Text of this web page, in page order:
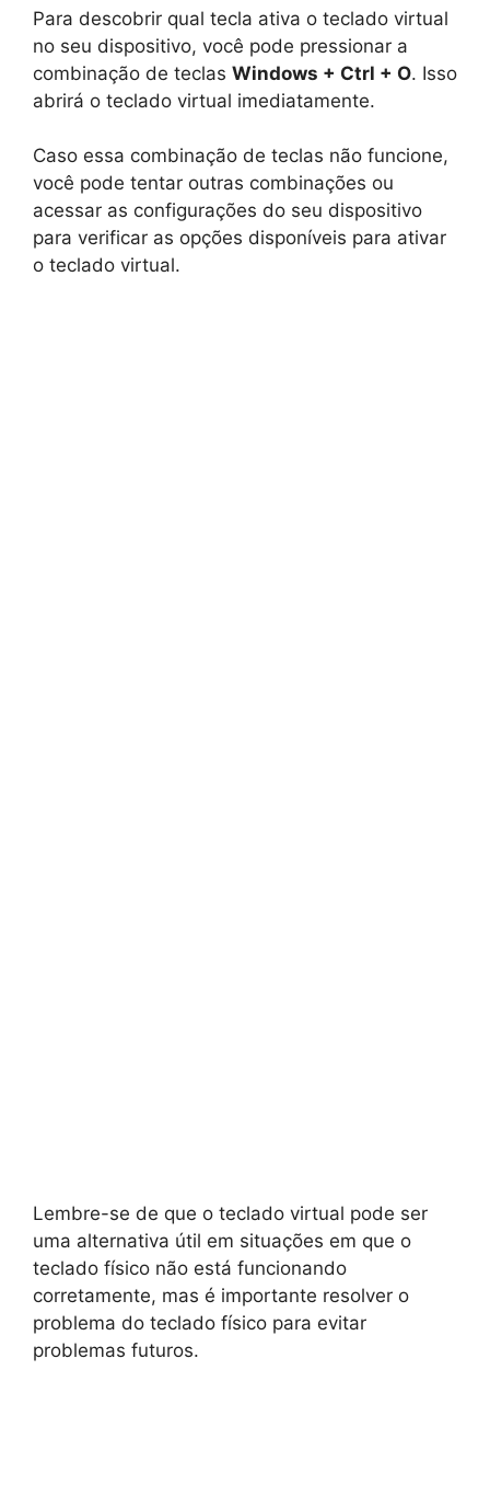
Para descobrir qual tecla ativa o teclado virtual
no seu dispositivo, você pode pressionar a
combinação de teclas Windows + Ctrl + O. Isso
abrirá o teclado virtual imediatamente.
Caso essa combinação de teclas não funcione,
você pode tentar outras combinações ou
acessar as configurações do seu dispositivo
para verificar as opções disponíveis para ativar
o teclado virtual.
Lembre-se de que o teclado virtual pode ser
uma alternativa útil em situações em que o
teclado físico não está funcionando
corretamente, mas é importante resolver o
problema do teclado físico para evitar
problemas futuros.